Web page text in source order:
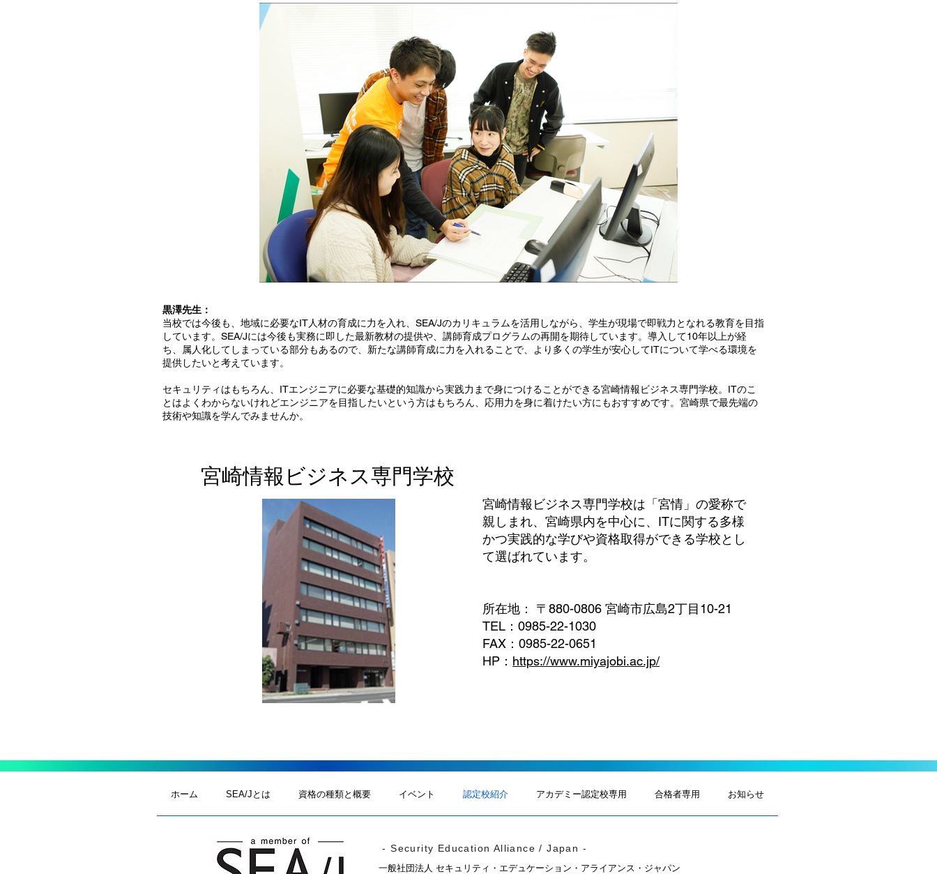
黒澤先生：
当校では今後も、地域に必要なIT人材の育成に力を入れ、SEA/Jのカリキュラムを活用しながら、学生が現場で即戦力となれる教育を目指
しています。SEA/Jには今後も実務に即した最新教材の提供や、講師育成プログラムの再開を期待しています。導入して10年以上が経
ち、属人化してしまっている部分もあるので、新たな講師育成に力を入れることで、より多くの学生が安心してITについて学べる環境を
提供したいと考えています。
セキュリティはもちろん、ITエンジニアに必要な基礎的知識から実践力まで身につけることができる宮崎情報ビジネス専門学校。ITのこ
とはよくわからないけれどエンジニアを目指したいという方はもちろん、応用力を身に着けたい方にもおすすめです。宮崎県で最先端の
技術や知識を学んでみませんか。
宮崎情報ビジネス専門学校
宮崎情報ビジネス専門学校は「宮情」の愛称で
親しまれ、宮崎県内を中心に、ITに関する多様
かつ実践的な学びや資格取得ができる学校とし
て選ばれています。
所在地： 〒880-0806 宮崎市広島2丁目10-21
TEL：0985-22-1030
FAX：0985-22-0651
HP： https://www.miyajobi.ac.jp/
ホーム SEA/Jとは 資格の種類と概要 イベント 認定校紹介 アカデミー認定校専用 合格者専用 お知らせ
- Security Education Alliance / Japan -
一般社団法人 セキュリティ・エデュケーション・アライアンス・ジャパン